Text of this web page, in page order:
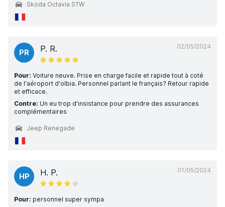
Skoda Octavia STW
02/05/2024
PR P. R.
Pour: Voiture neuve. Prise en charge facile et rapide tout à coté
de l'aéroport d'olbia. Personnel parlant le français? Retour rapide
et efficace.
Contre: Un eu trop d'insistance pour prendre des assurances
complémentaires
Jeep Renegade
01/05/2024
HP H. P.
Pour: personnel super sympa